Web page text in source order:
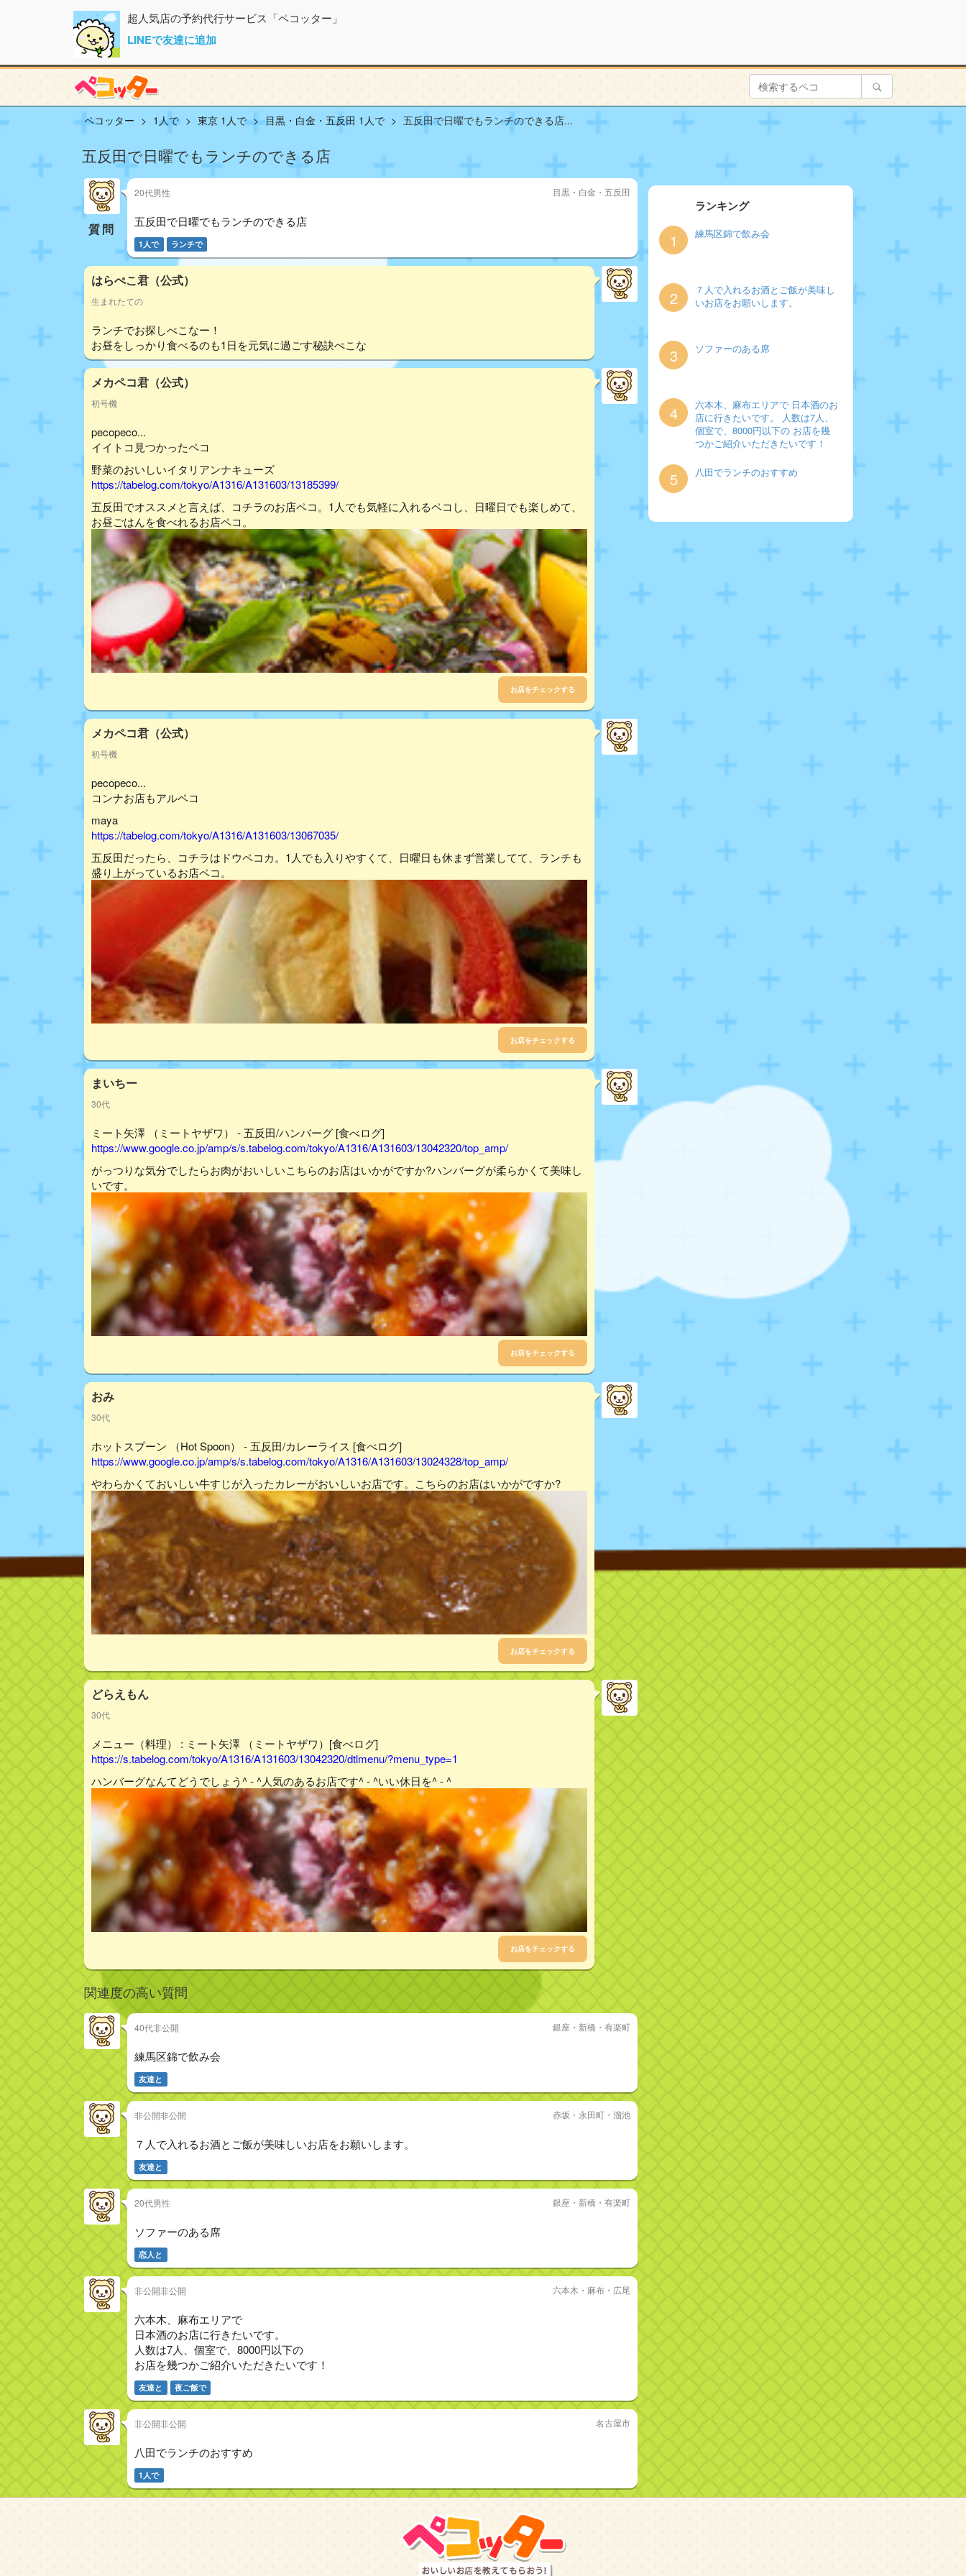
超人気店の予約代行サービス「ペコッター」
LINEで友達に追加
ペコッター 1人で 東京 1人で 目黒・白金・五反田 1人で 五反田で日曜でもランチのできる店...
五反田で日曜でもランチのできる店
質問
20代男性 目黒・白金・五反田
五反田で日曜でもランチのできる店
1人で ランチで
はらぺこ君（公式）
生まれたての
ランチでお探しぺこなー！
お昼をしっかり食べるのも1日を元気に過ごす秘訣ぺこな
メカペコ君（公式）
初号機
pecopeco...
イイトコ見つかったペコ
野菜のおいしいイタリアンナキューズ
https://tabelog.com/tokyo/A1316/A131603/13185399/
五反田でオススメと言えば、コチラのお店ペコ。1人でも気軽に入れるペコし、日曜日でも楽しめて、
お昼ごはんを食べれるお店ペコ。
お店をチェックする
メカペコ君（公式）
初号機
pecopeco...
コンナお店もアルペコ
maya
https://tabelog.com/tokyo/A1316/A131603/13067035/
五反田だったら、コチラはドウペコカ。1人でも入りやすくて、日曜日も休まず営業してて、ランチも
盛り上がっているお店ペコ。
お店をチェックする
まいちー
30代
ミート矢澤 （ミートヤザワ） - 五反田/ハンバーグ [食べログ]
https://www.google.co.jp/amp/s/s.tabelog.com/tokyo/A1316/A131603/13042320/top_amp/
がっつりな気分でしたらお肉がおいしいこちらのお店はいかがですか?ハンバーグが柔らかくて美味し
いです。
お店をチェックする
おみ
30代
ホットスプーン （Hot Spoon） - 五反田/カレーライス [食べログ]
https://www.google.co.jp/amp/s/s.tabelog.com/tokyo/A1316/A131603/13024328/top_amp/
やわらかくておいしい牛すじが入ったカレーがおいしいお店です。こちらのお店はいかがですか?
お店をチェックする
どらえもん
30代
メニュー（料理） : ミート矢澤 （ミートヤザワ）[食べログ]
https://s.tabelog.com/tokyo/A1316/A131603/13042320/dtlmenu/?menu_type=1
ハンバーグなんてどうでしょう^ - ^人気のあるお店です^ - ^いい休日を^ - ^
お店をチェックする
関連度の高い質問
40代非公開 銀座・新橋・有楽町
練馬区錦で飲み会
友達と
非公開非公開 赤坂・永田町・溜池
７人で入れるお酒とご飯が美味しいお店をお願いします。
友達と
20代男性 銀座・新橋・有楽町
ソファーのある席
恋人と
非公開非公開 六本木・麻布・広尾
六本木、麻布エリアで
日本酒のお店に行きたいです。
人数は7人、個室で、8000円以下の
お店を幾つかご紹介いただきたいです！
友達と 夜ご飯で
非公開非公開 名古屋市
八田でランチのおすすめ
1人で
ランキング
1 練馬区錦で飲み会
2
７人で入れるお酒とご飯が美味し
いお店をお願いします。
3 ソファーのある席
4
六本木、麻布エリアで 日本酒のお
店に行きたいです。 人数は7人、
個室で、8000円以下の お店を幾
つかご紹介いただきたいです！
5 八田でランチのおすすめ